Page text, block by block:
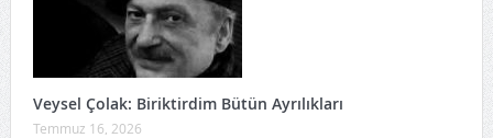
Veysel Çolak: Biriktirdim Bütün Ayrılıkları
Temmuz 16, 2026